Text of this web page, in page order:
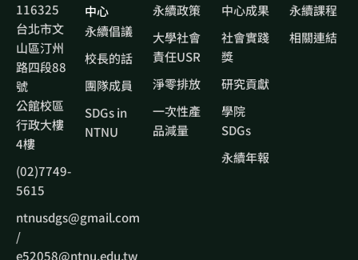
116325
台北市文
山區汀州
路四段88
號
公館校區
行政大樓
4樓
(02)7749-
5615
ntnusdgs@gmail.com
/
e52058@ntnu.edu.tw
中心
永續倡議
校長的話
團隊成員
SDGs in
NTNU
永續政策
大學社會
責任USR
淨零排放
一次性產
品減量
中心成果
社會實踐
獎
研究貢獻
學院
SDGs
永續年報
永續課程
相關連結